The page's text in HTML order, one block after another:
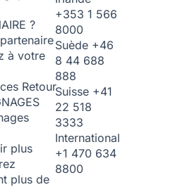
?
à votre
Retour
plus
plus de
+353 1 566
8000
Suède +46
8 44 688
888
Suisse +41
22 518
3333
International
+1 470 634
8800